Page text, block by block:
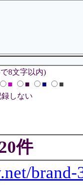
8文字以内)
■ ■ ■
■
しない
件